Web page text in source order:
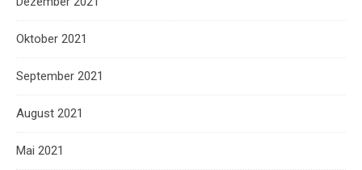
Oktober 2021
September 2021
August 2021
Mai 2021